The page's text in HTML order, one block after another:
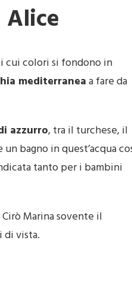
cui colori si fondono in
mediterraneaa fare da
azzurro, tra il turchese, il
bagno in quest’acqua
tanto per i bambini
Marina sovente il
vista.